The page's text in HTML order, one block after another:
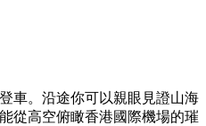
車。沿途你可以親眼見證山海
從高空俯瞰香港國際機場的璀